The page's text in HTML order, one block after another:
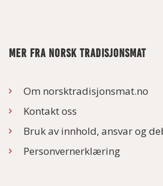
MER FRA NORSK TRADISJONSMAT
Om norsktradisjonsmat.no
Kontakt oss
Bruk av innhold, ansvar og
Personvernerklæring